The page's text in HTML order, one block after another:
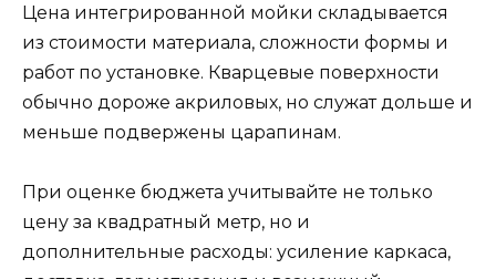
Цена интегрированной мойки складывается
из стоимости материала, сложности формы и
работ по установке. Кварцевые поверхности
обычно дороже акриловых, но служат дольше и
меньше подвержены царапинам.
При оценке бюджета учитывайте не только
цену за квадратный метр, но и
дополнительные расходы: усиление каркаса,